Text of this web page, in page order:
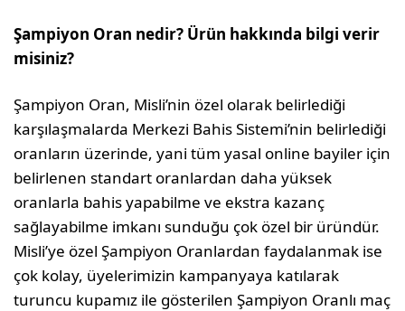
Şampiyon Oran nedir? Ürün hakkında bil­gi verir
misiniz?
Şampiyon Oran, Misli’nin özel olarak belirlediği
karşılaşmalarda Merkezi Bahis Sistemi’nin belir­lediği
oranların üzerinde, yani tüm yasal online bayiler için
belirlenen standart oranlardan daha yüksek
oranlarla bahis yapabilme ve ekstra ka­zanç
sağlayabilme imkanı sunduğu çok özel bir üründür.
Misli’ye özel Şampiyon Oranlardan faydalanmak ise
çok kolay, üyelerimizin kam­panyaya katılarak
turuncu kupamız ile gösterilen Şampiyon Oranlı maç